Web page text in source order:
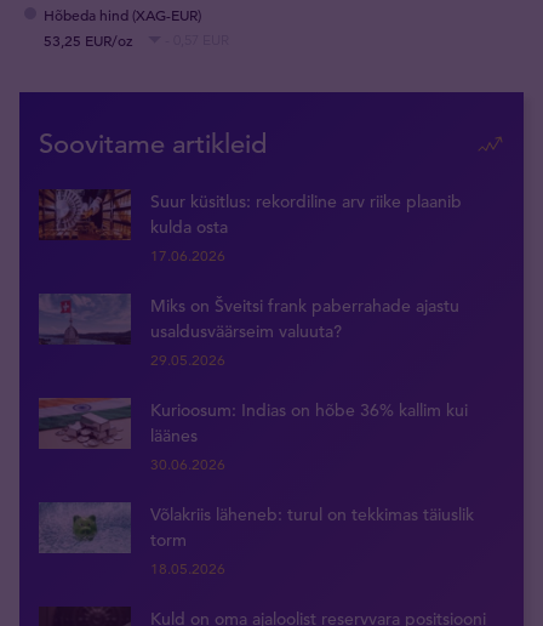
Hõbeda hind (XAG-EUR)
53,25 EUR/oz
Soovitame artikleid
Suur küsitlus: rekordiline arv riike plaanib
kulda osta
17.06.2026
Miks on Šveitsi frank paberrahade ajastu
usaldusväärseim valuuta?
29.05.2026
Kurioosum: Indias on hõbe 36% kallim kui
läänes
30.06.2026
Võlakriis läheneb: turul on tekkimas täiuslik
torm
18.05.2026
Kuld on oma ajaloolist reservvara positsiooni